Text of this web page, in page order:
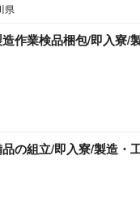
県
造作業検品梱包/即入寮/
品の組立/即入寮/製造・